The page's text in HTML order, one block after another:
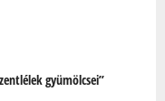
gyümölcsei”